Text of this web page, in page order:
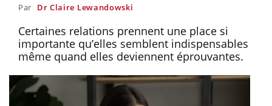
Par Dr Claire Lewandowski
Certaines relations prennent une place si
importante qu’elles semblent indispensables
même quand elles deviennent éprouvantes.